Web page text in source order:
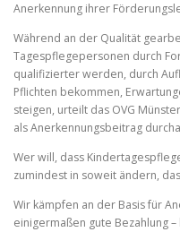
Anerkennung ihrer
Während an der Qualität
Tagespflegepersonen durch
qualifizierter werden, durch
Pflichten bekommen,
steigen, urteilt das OVG
als Anerkennungsbeitrag
Wer will, dass
zumindest in soweit ändern,
Wir kämpfen an der Basis für
einigermaßen gute Bezahlung